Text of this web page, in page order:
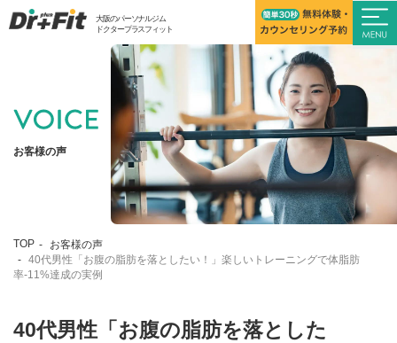
大阪のパーソナルジム
ドクタープラスフィット
お客様の声
TOP
お客様の声
40代男性「お腹の脂肪を落としたい！」楽しいトレーニングで体脂肪
率-11%達成の実例
40代男性「お腹の脂肪を落とした